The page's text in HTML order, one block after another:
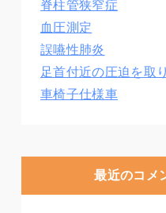
脊柱管狭窄症
血圧測定
誤嚥性肺炎
足首付近の圧迫を取
車椅子仕様車
最近のコメ